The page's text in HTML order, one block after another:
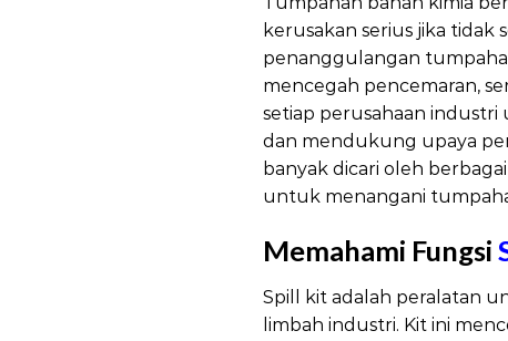
kerusakan serius jika
penanggulangan
mencegah pencemaran,
setiap perusahaan
dan mendukung upaya
banyak dicari oleh
untuk menangani
Memahami Fungsi
Spill kit adalah peralatan
limbah industri. Kit ini